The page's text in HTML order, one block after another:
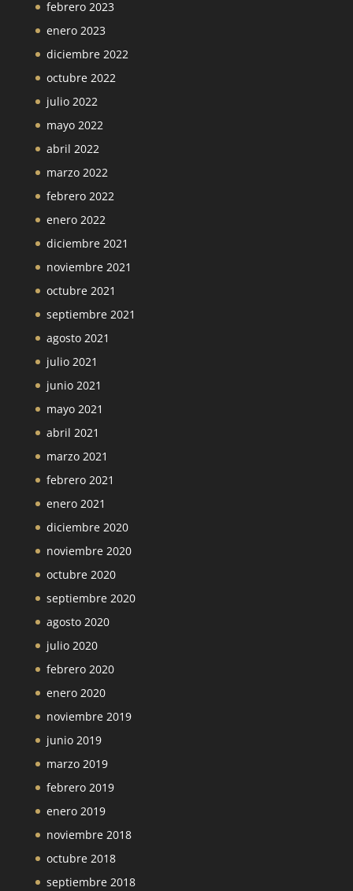
febrero 2023
enero 2023
diciembre 2022
octubre 2022
julio 2022
mayo 2022
abril 2022
marzo 2022
febrero 2022
enero 2022
diciembre 2021
noviembre 2021
octubre 2021
septiembre 2021
agosto 2021
julio 2021
junio 2021
mayo 2021
abril 2021
marzo 2021
febrero 2021
enero 2021
diciembre 2020
noviembre 2020
octubre 2020
septiembre 2020
agosto 2020
julio 2020
febrero 2020
enero 2020
noviembre 2019
junio 2019
marzo 2019
febrero 2019
enero 2019
noviembre 2018
octubre 2018
septiembre 2018